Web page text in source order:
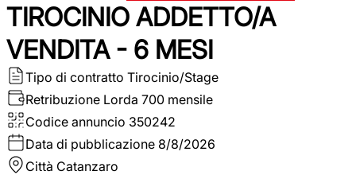
TIROCINIO ADDETTO/A
VENDITA - 6 MESI
Tipo di contratto Tirocinio/Stage
Retribuzione Lorda 700 mensile
Codice annuncio 350242
Data di pubblicazione 8/8/2026
Città Catanzaro